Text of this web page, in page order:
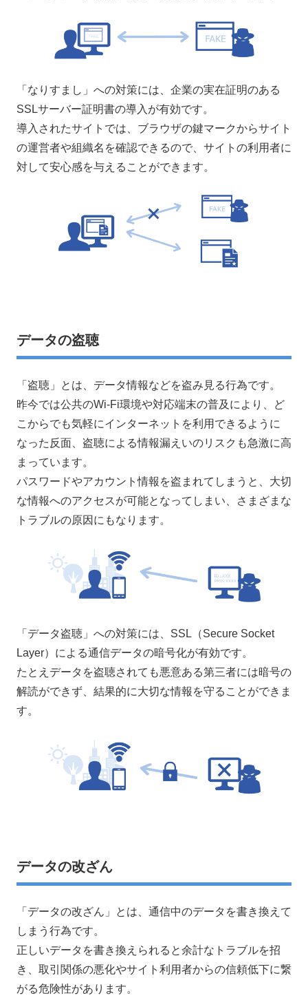
「なりすまし」への対策には、企業の実在証明のある
SSLサーバー証明書の導入が有効です。
導入されたサイトでは、ブラウザの鍵マークからサイト
の運営者や組織名を確認できるので、サイトの利用者に
対して安心感を与えることができます。
データの盗聴
「盗聴」とは、データ情報などを盗み見る行為です。
昨今では公共のWi-Fi環境や対応端末の普及により、ど
こからでも気軽にインターネットを利用できるように
なった反面、盗聴による情報漏えいのリスクも急激に高
まっています。
パスワードやアカウント情報を盗まれてしまうと、大切
な情報へのアクセスが可能となってしまい、さまざまな
トラブルの原因にもなります。
「データ盗聴」への対策には、SSL（Secure Socket
Layer）による通信データの暗号化が有効です。
たとえデータを盗聴されても悪意ある第三者には暗号の
解読ができず、結果的に大切な情報を守ることができま
す。
データの改ざん
「データの改ざん」とは、通信中のデータを書き換えて
しまう行為です。
正しいデータを書き換えられると余計なトラブルを招
き、取引関係の悪化やサイト利用者からの信頼低下に繋
がる危険性があります。